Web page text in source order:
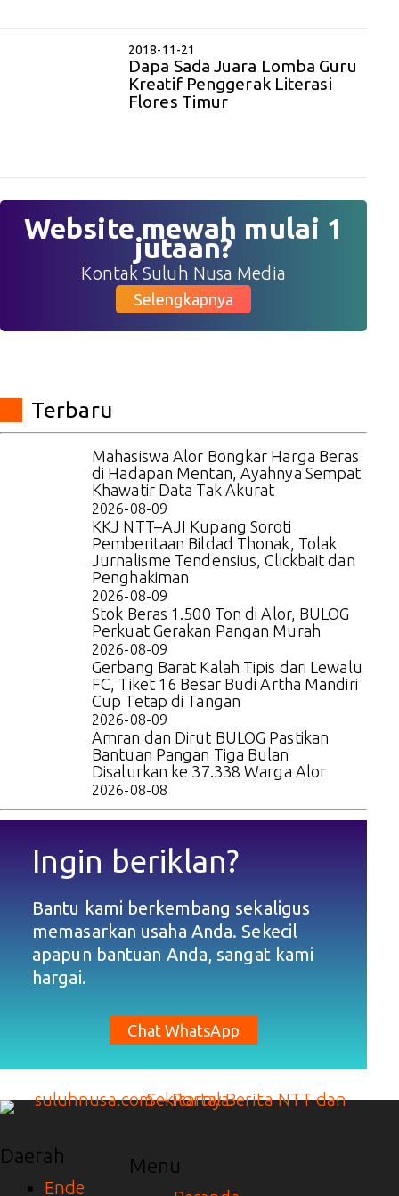
2018-11-21
Dapa Sada Juara Lomba Guru
Kreatif Penggerak Literasi
Flores Timur
Website mewah mulai 1
jutaan?
Kontak Suluh Nusa Media
Selengkapnya
Terbaru
Mahasiswa Alor Bongkar Harga Beras
di Hadapan Mentan, Ayahnya Sempat
Khawatir Data Tak Akurat
2026-08-09
KKJ NTT–AJI Kupang Soroti
Pemberitaan Bildad Thonak, Tolak
Jurnalisme Tendensius, Clickbait dan
Penghakiman
2026-08-09
Stok Beras 1.500 Ton di Alor, BULOG
Perkuat Gerakan Pangan Murah
2026-08-09
Gerbang Barat Kalah Tipis dari Lewalu
FC, Tiket 16 Besar Budi Artha Mandiri
Cup Tetap di Tangan
2026-08-09
Amran dan Dirut BULOG Pastikan
Bantuan Pangan Tiga Bulan
Disalurkan ke 37.338 Warga Alor
2026-08-08
Ingin beriklan?
Bantu kami berkembang sekaligus
memasarkan usaha Anda. Sekecil
apapun bantuan Anda, sangat kami
hargai.
Chat WhatsApp
Daerah
Ende
Menu